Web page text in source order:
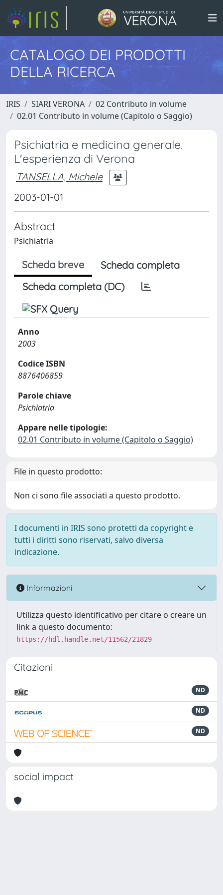
CATALOGO DEI PRODOTTI
DELLA RICERCA
IRIS SIARI VERONA
02 Contributo in volume
02.01 Contributo in volume (Capitolo o Saggio)
Psichiatria e medicina generale.
L'esperienza di Verona
TANSELLA, Michele
2003-01-01
Abstract
Psichiatria
Scheda breve
Scheda completa
Scheda completa (DC)
Anno
2003
Codice ISBN
8876406859
Parole chiave
Psichiatria
Appare nelle tipologie:
02.01 Contributo in volume (Capitolo o Saggio)
File in questo prodotto:
Non ci sono file associati a questo prodotto.
I documenti in IRIS sono protetti da copyright e
tutti i diritti sono riservati, salvo diversa
indicazione.
Informazioni
Utilizza questo identificativo per citare o creare un
link a questo documento:
https://hdl.handle.net/11562/21829
Citazioni
ND
ND
ND
social impact